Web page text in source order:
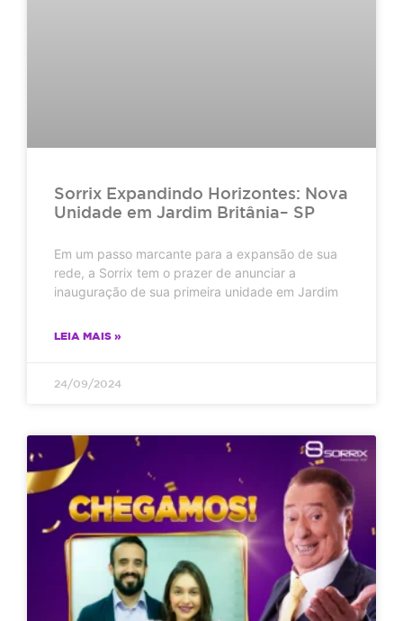
Sorrix Expandindo Horizontes: Nova
Unidade em Jardim Britânia– SP
Em um passo marcante para a expansão de sua
rede, a Sorrix tem o prazer de anunciar a
inauguração de sua primeira unidade em Jardim
LEIA MAIS »
24/09/2024